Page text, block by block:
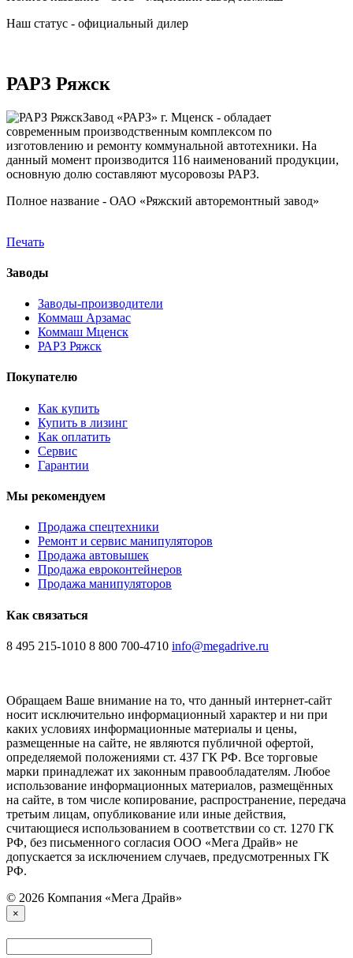
Наш статус - официальный дилер
РАРЗ Ряжск
Завод «РАРЗ» г. Мценск - обладает
современным производственным комплексом по
изготовлению и ремонту коммунальной автотехники. На
данный момент производится 116 наименований продукции,
основную долю составляют мусоровозы РАРЗ.
Полное название - ОАО «Ряжский авторемонтный завод»
Печать
Заводы
Заводы-производители
Коммаш Арзамас
Коммаш Мценск
РАРЗ Ряжск
Покупателю
Как купить
Купить в лизинг
Как оплатить
Сервис
Гарантии
Мы рекомендуем
Продажа спецтехники
Ремонт и сервис манипуляторов
Продажа автовышек
Продажа евроконтейнеров
Продажа манипуляторов
Как связаться
8 495 215-1010 8 800 700-4710 info@megadrive.ru
Обращаем Ваше внимание на то, что данный интернет-сайт
носит исключительно информационный характер и ни при
каких условиях информационные материалы и цены,
размещенные на сайте, не являются публичной офертой,
определяемой положениями ст. 437 ГК РФ. Все торговые
марки принадлежат их законным правообладателям. Любое
использование информационных материалов, размещённых
на сайте, в том числе копирование, распространение, передача
третьим лицам, опубликование или иные действия,
считающиеся использованием в соответствии со ст. 1270 ГК
РФ, без письменного согласия ООО «Мега Драйв» не
допускается за исключением случаев, предусмотренных ГК
РФ.
© 2026 Компания «Мега Драйв»
×